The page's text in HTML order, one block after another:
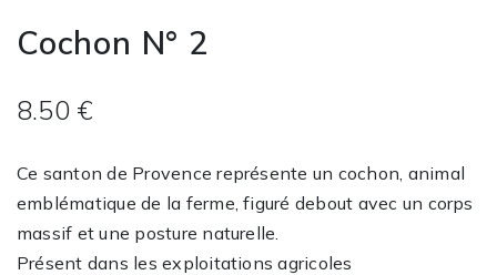
Cochon N° 2
8.50 €
Ce santon de Provence représente un cochon, animal
emblématique de la ferme, figuré debout avec un corps
massif et une posture naturelle.
Présent dans les exploitations agricoles